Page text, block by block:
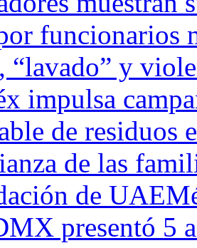
funcionarios
“lavado” y
impulsa
de residuos
de las
de
presentó 5